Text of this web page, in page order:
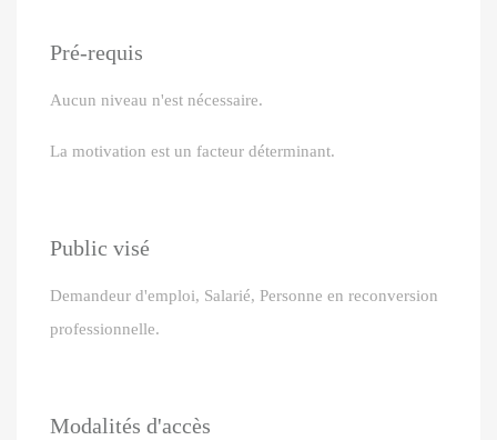
Pré-requis
Aucun niveau n'est nécessaire.
La motivation est un facteur déterminant.
Public visé
Demandeur d'emploi, Salarié, Personne en reconversion
professionnelle.
Modalités d'accès